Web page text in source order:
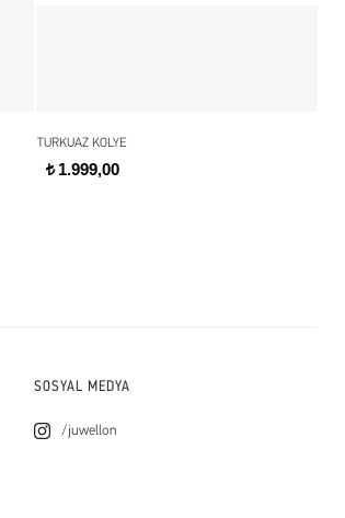
TURKUAZ KOLYE
t1.999,00
SOSYAL MEDYA
/juwellon